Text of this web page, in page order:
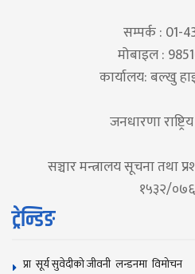
सम्पर्क : 01-
मोबाइल :
कार्यालय: बल्खु
जनधारणा
सञ्चार मन्त्रालय सूचना तथा
१५३२/
ट्रेन्डिङ
प्रा सूर्य सुवेदीको जीवनी लन्डनमा विमोचन